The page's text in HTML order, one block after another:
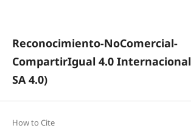
Reconocimiento-NoComercial-
CompartirIgual 4.0 Internacional
SA 4.0)
How to Cite